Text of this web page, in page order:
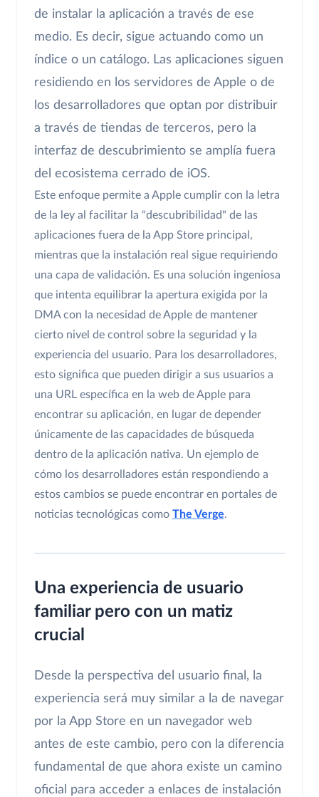
de instalar la aplicación a través de ese
medio. Es decir, sigue actuando como un
índice o un catálogo. Las aplicaciones siguen
residiendo en los servidores de Apple o de
los desarrolladores que optan por distribuir
a través de tiendas de terceros, pero la
interfaz de descubrimiento se amplía fuera
del ecosistema cerrado de iOS.
Este enfoque permite a Apple cumplir con la letra
de la ley al facilitar la "descubribilidad" de las
aplicaciones fuera de la App Store principal,
mientras que la instalación real sigue requiriendo
una capa de validación. Es una solución ingeniosa
que intenta equilibrar la apertura exigida por la
DMA con la necesidad de Apple de mantener
cierto nivel de control sobre la seguridad y la
experiencia del usuario. Para los desarrolladores,
esto significa que pueden dirigir a sus usuarios a
una URL específica en la web de Apple para
encontrar su aplicación, en lugar de depender
únicamente de las capacidades de búsqueda
dentro de la aplicación nativa. Un ejemplo de
cómo los desarrolladores están respondiendo a
estos cambios se puede encontrar en portales de
noticias tecnológicas como The Verge.
Una experiencia de usuario
familiar pero con un matiz
crucial
Desde la perspectiva del usuario final, la
experiencia será muy similar a la de navegar
por la App Store en un navegador web
antes de este cambio, pero con la diferencia
fundamental de que ahora existe un camino
oficial para acceder a enlaces de instalación